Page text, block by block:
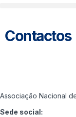
Contactos
Associação Nacional
Sede social: